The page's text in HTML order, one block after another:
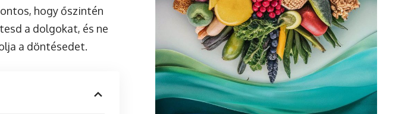
hogy őszintén
a dolgokat, és ne
a döntésedet.